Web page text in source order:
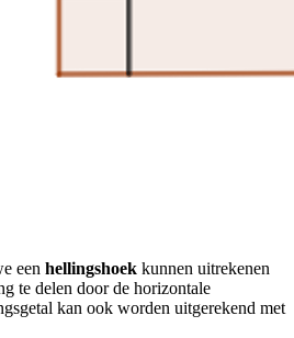
een hellingshoek kunnen uitrekenen
te delen door de horizontale
kan ook worden uitgerekend met